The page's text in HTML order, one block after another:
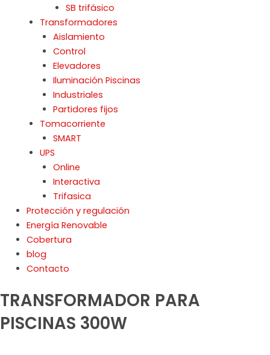
SB trifásico
Transformadores
Aislamiento
Control
Elevadores
Iluminación Piscinas
Industriales
Partidores fijos
Tomacorriente
SMART
UPS
Online
Interactiva
Trifasica
Protección y regulación
Energía Renovable
Cobertura
blog
Contacto
TRANSFORMADOR PARA
PISCINAS 300W